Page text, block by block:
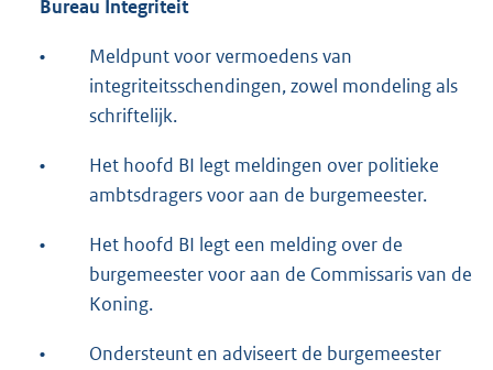
Bureau Integriteit
•
Meldpunt voor vermoedens van
integriteitsschendingen, zowel mondeling als
schriftelijk.
•
Het hoofd BI legt meldingen over politieke
ambtsdragers voor aan de burgemeester.
•
Het hoofd BI legt een melding over de
burgemeester voor aan de Commissaris van de
Koning.
•
Ondersteunt en adviseert de burgemeester